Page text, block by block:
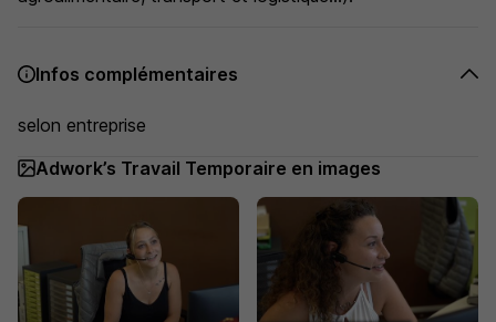
Infos complémentaires
selon entreprise
Adwork’s Travail Temporaire en images